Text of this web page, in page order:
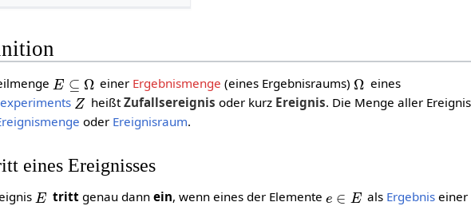
einer Ergebnismenge (eines Ergebnisraums)
eines
Z heißtZufallsereignis oder kurz Ereignis. Die Menge aller
oder Ereignisraum.
eines Ereignisses
E trittgenau dann ein, wenn eines der Elemente E als Ergebniseiner